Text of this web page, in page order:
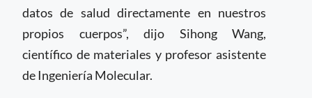
datos de salud directamente en nuestros
propios cuerpos”, dijo Sihong Wang,
científico de materiales y profesor asistente
de Ingeniería Molecular.